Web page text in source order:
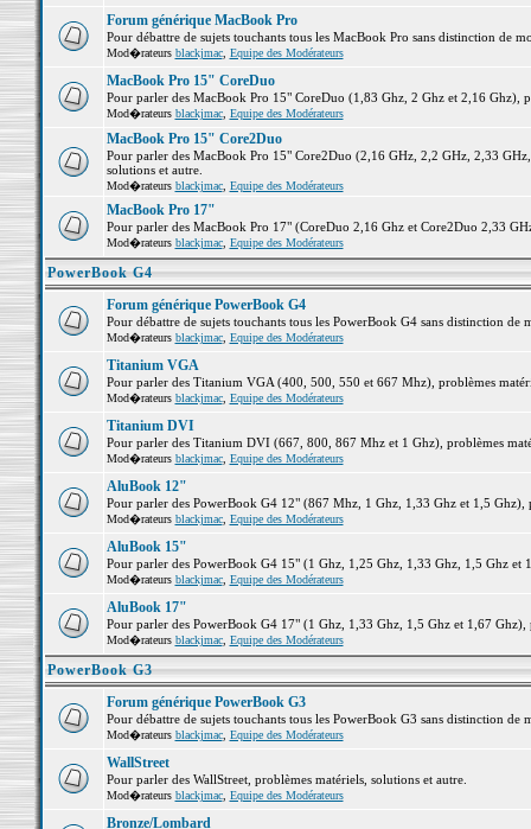
Forum générique MacBook Pro
Pour débattre de sujets touchants tous les MacBook Pro sans distinction de
Mod�rateurs blackjmac, Equipe des Modérateurs
MacBook Pro 15" CoreDuo
Pour parler des MacBook Pro 15" CoreDuo (1,83 Ghz, 2 Ghz et 2,16 Ghz),
Mod�rateurs blackjmac, Equipe des Modérateurs
MacBook Pro 15" Core2Duo
Pour parler des MacBook Pro 15" Core2Duo (2,16 GHz, 2,2 GHz, 2,33
solutions et autre.
Mod�rateurs blackjmac, Equipe des Modérateurs
MacBook Pro 17"
Pour parler des MacBook Pro 17" (CoreDuo 2,16 Ghz et Core2Duo 2,33
Mod�rateurs blackjmac, Equipe des Modérateurs
PowerBook G4
Forum générique PowerBook G4
Pour débattre de sujets touchants tous les PowerBook G4 sans distinction de
Mod�rateurs blackjmac, Equipe des Modérateurs
Titanium VGA
Pour parler des Titanium VGA (400, 500, 550 et 667 Mhz), problèmes
Mod�rateurs blackjmac, Equipe des Modérateurs
Titanium DVI
Pour parler des Titanium DVI (667, 800, 867 Mhz et 1 Ghz), problèmes
Mod�rateurs blackjmac, Equipe des Modérateurs
AluBook 12"
Pour parler des PowerBook G4 12" (867 Mhz, 1 Ghz, 1,33 Ghz et 1,5 Ghz),
Mod�rateurs blackjmac, Equipe des Modérateurs
AluBook 15"
Pour parler des PowerBook G4 15" (1 Ghz, 1,25 Ghz, 1,33 Ghz, 1,5 Ghz et
Mod�rateurs blackjmac, Equipe des Modérateurs
AluBook 17"
Pour parler des PowerBook G4 17" (1 Ghz, 1,33 Ghz, 1,5 Ghz et 1,67 Ghz),
Mod�rateurs blackjmac, Equipe des Modérateurs
PowerBook G3
Forum générique PowerBook G3
Pour débattre de sujets touchants tous les PowerBook G3 sans distinction de
Mod�rateurs blackjmac, Equipe des Modérateurs
WallStreet
Pour parler des WallStreet, problèmes matériels, solutions et autre.
Mod�rateurs blackjmac, Equipe des Modérateurs
Bronze/Lombard